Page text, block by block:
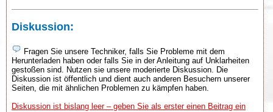
Diskussion:
Fragen Sie unsere Techniker, falls Sie Probleme mit dem
Herunterladen haben oder falls Sie in der Anleitung auf Unklarheiten
gestoßen sind. Nutzen sie unsere moderierte Diskussion. Die
Diskussion ist öffentlich und dient auch anderen Besuchern unserer
Seiten, die mit ähnlichen Problemen zu kämpfen haben.
Diskussion ist bislang leer – geben Sie als erster einen Beitrag ein